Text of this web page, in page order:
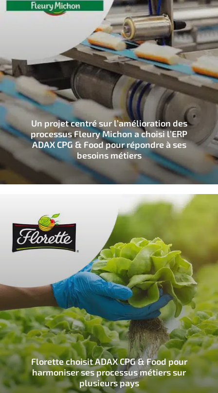
Un projet centré sur l’amélioration des
processus Fleury Michon a choisi l’ERP
ADAX CPG & Food pour répondre à ses
besoins métiers
Florette choisit ADAX CPG & Food pour
harmoniser ses processus métiers sur
plusieurs pays